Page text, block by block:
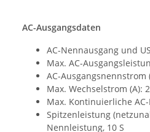
AC-Ausgangsdaten
AC-Nennausgang und
Max. AC-
AC-Ausgangsnennstrom
Max. Wechselstrom (A):
Max. Kontinuierliche
Spitzenleistung
Nennleistung, 10 S